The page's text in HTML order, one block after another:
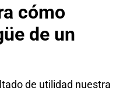
cómo
de un
de utilidad nuestra